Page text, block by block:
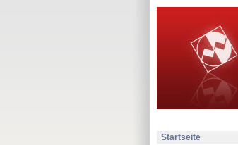
Startseite